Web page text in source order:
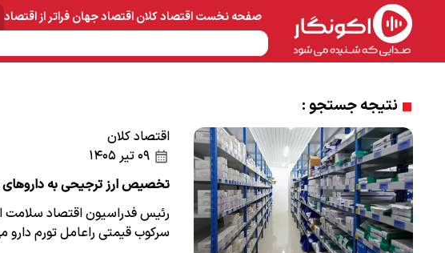
صفحه نخستاقتصاد کلاناقتصاد جهانفراتر از اقتصاد
نتیجه جستجو :
اقتصاد کلان
تخصیص ارز ترجیحی به داروهای
رئیس فدراسیون اقتصاد سلامت
سرکوب قیمتی راعامل تورم دارو